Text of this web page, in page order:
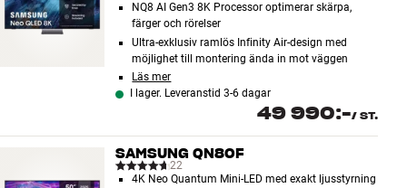
NQ8 AI Gen3 8K Processor optimerar skärpa,
färger och rörelser
Ultra-exklusiv ramlös Infinity Air-design med
möjlighet till montering ända in mot väggen
Läs mer
I lager. Leveranstid 3-6 dagar
49 990:-/ ST.
SAMSUNG QN80F
22
4K Neo Quantum Mini-LED med exakt ljusstyrning